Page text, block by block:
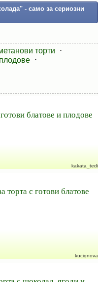
- само за сериозни
торти
⋅
⋅
блатове и плодове
kakata_tedi
торта с готови блатове
kuciqnova